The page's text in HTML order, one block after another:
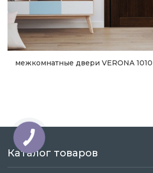
межкомнатные двери VERONA 1010
Каталог товаров